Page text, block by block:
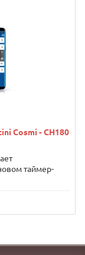
Cosmi - CH180
таймер-